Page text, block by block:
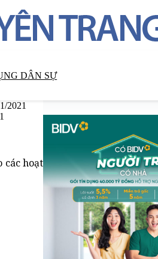
DÂN SỰ
2021
các hoạt